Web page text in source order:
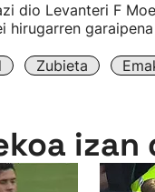
dio Levanteri F
hirugarren
Zubieta
izan